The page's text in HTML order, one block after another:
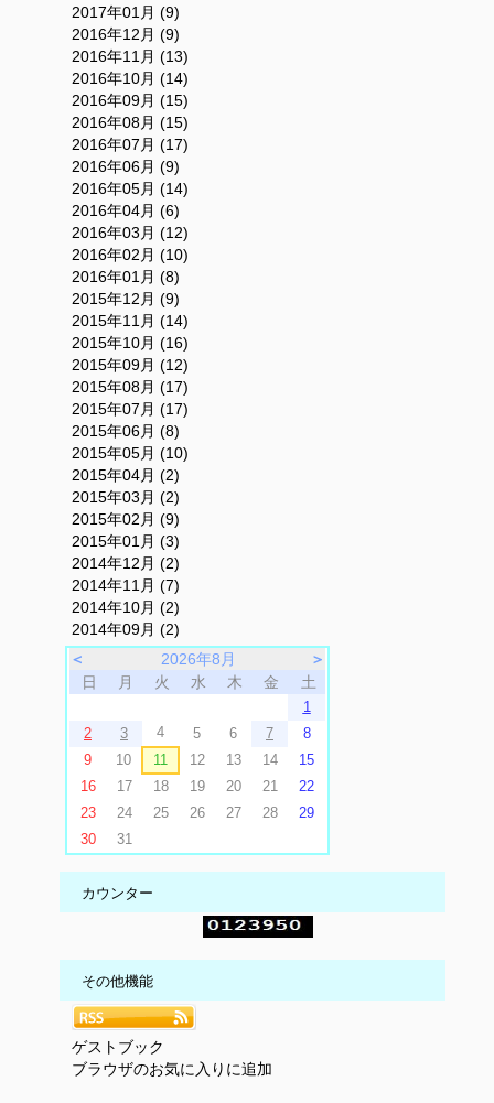
2017年01月 (9)
2016年12月 (9)
2016年11月 (13)
2016年10月 (14)
2016年09月 (15)
2016年08月 (15)
2016年07月 (17)
2016年06月 (9)
2016年05月 (14)
2016年04月 (6)
2016年03月 (12)
2016年02月 (10)
2016年01月 (8)
2015年12月 (9)
2015年11月 (14)
2015年10月 (16)
2015年09月 (12)
2015年08月 (17)
2015年07月 (17)
2015年06月 (8)
2015年05月 (10)
2015年04月 (2)
2015年03月 (2)
2015年02月 (9)
2015年01月 (3)
2014年12月 (2)
2014年11月 (7)
2014年10月 (2)
2014年09月 (2)
＜
2026年8月
＞
日
月 火 水 木 金 土
1
2
3 4 5 6 7
8
9
10 11 12 13 14
15
16
17 18 19 20 21
22
23
24 25 26 27 28
29
30
31
カウンター
その他機能
ゲストブック
ブラウザのお気に入りに追加